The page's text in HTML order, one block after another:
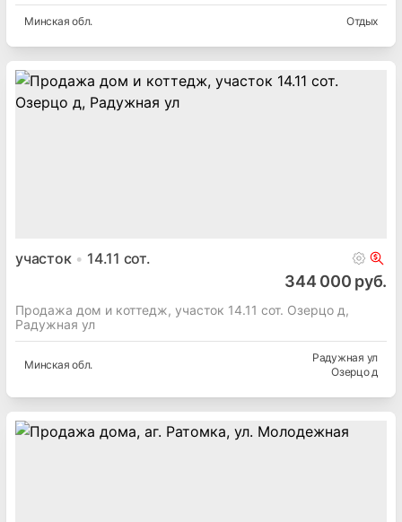
Минская обл. Отдых
участок 14.11 сот.
344 000 руб.
Продажа дом и коттедж, участок 14.11 сот. Озерцо д,
Радужная ул
Минская обл.
Радужная ул
Озерцо д